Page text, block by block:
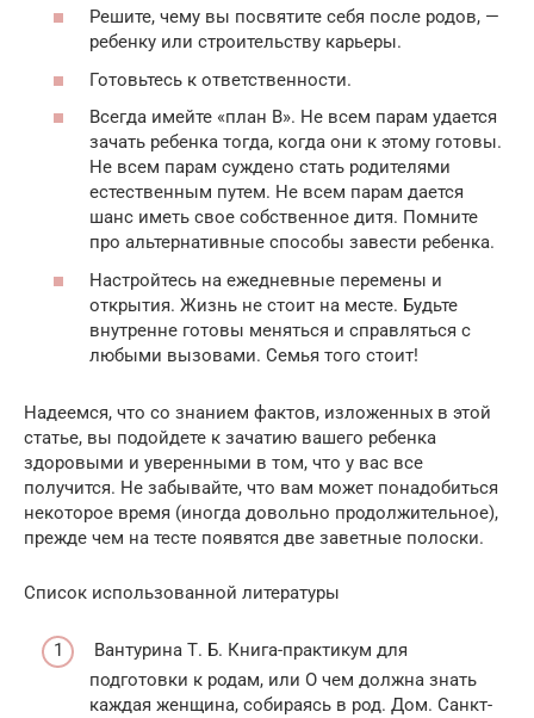
Решите, чему вы посвятите себя после родов, —
ребенку или строительству карьеры.
Готовьтесь к ответственности.
Всегда имейте «план В». Не всем парам удается
зачать ребенка тогда, когда они к этому готовы.
Не всем парам суждено стать родителями
естественным путем. Не всем парам дается
шанс иметь свое собственное дитя. Помните
про альтернативные способы завести ребенка.
Настройтесь на ежедневные перемены и
открытия. Жизнь не стоит на месте. Будьте
внутренне готовы меняться и справляться с
любыми вызовами. Семья того стоит!
Надеемся, что со знанием фактов, изложенных в этой
статье, вы подойдете к зачатию вашего ребенка
здоровыми и уверенными в том, что у вас все
получится. Не забывайте, что вам может понадобиться
некоторое время (иногда довольно продолжительное),
прежде чем на тесте появятся две заветные полоски.
Список использованной литературы
Вантурина Т. Б. Книга-практикум для
подготовки к родам, или О чем должна знать
каждая женщина, собираясь в род. Дом. Санкт-